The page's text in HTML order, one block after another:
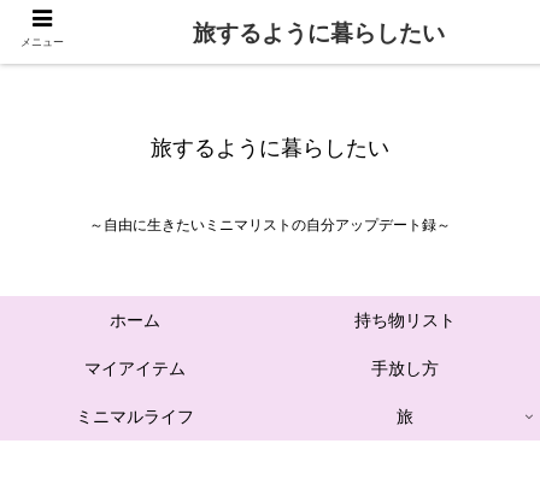
旅するように暮らしたい
～自由に生きたいミニマリストの自分アップデート録～
ホーム 持ち物リスト
マイアイテム 手放し方
ミニマルライフ 旅
メニュー 旅するように暮らしたい